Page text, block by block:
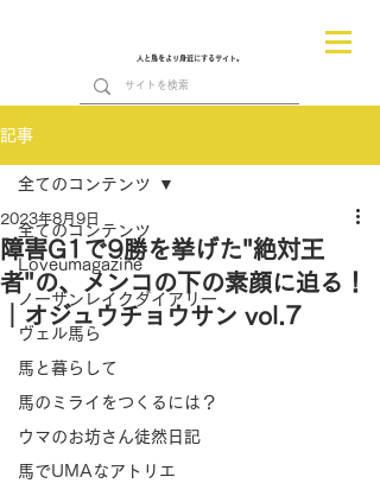
人と馬をより身近にするサイト。
記事
全てのコンテンツ
Loveumagazine
ノーザンレイクダイアリー
ヴェル馬ら
馬と暮らして
馬のミライをつくるには？
ウマのお坊さん徒然日記
馬でUMAなアトリエ
全てのコンテンツ
障害G1で9勝を挙げた"絶対王
者"の、メンコの下の素顔に迫る！
｜オジュウチョウサン vol.7
2023年8月9日